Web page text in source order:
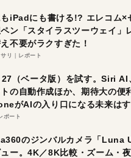
iPadにも書ける!? エレコム×
ン「スタイラスツーウェイ」
不要がラクすぎた！
リ レポート
（ベータ版）を試す。Siri AI
の自動作成ほか、期待大の便
がAIの入り口になる未来はす
ポート
のジンバルカメラ「Luna
ュー。4K／8K比較・ズーム・